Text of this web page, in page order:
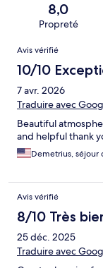
8,0
Propreté
Avis
Avis vérifié
10/10
7 avr. 2026
Traduire avec
Beautiful
and helpful thank
Demetrius, séjour
Avis vérifié
8/10 Très
25 déc. 2025
Traduire avec